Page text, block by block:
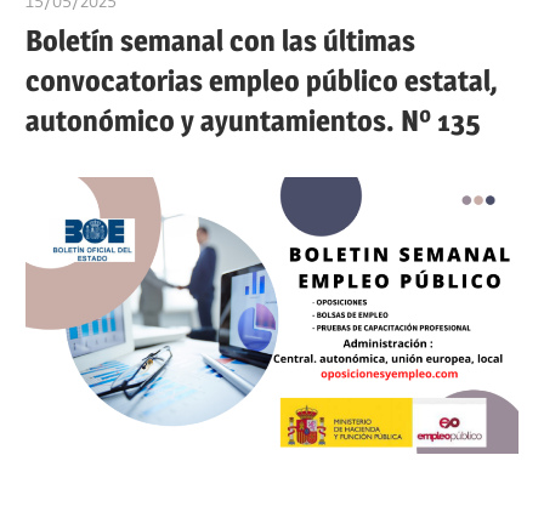
Boletín semanal con las últimas
convocatorias empleo público estatal,
autonómico y ayuntamientos. Nº 135